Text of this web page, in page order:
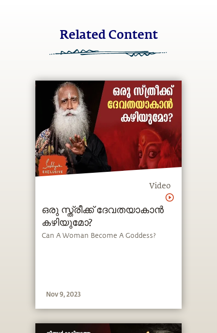
Related Content
Video
ഒരു സ്ത്രീക്ക് ദേവതയാകാൻ
കഴിയുമോ?
Can A Woman Become A Goddess?
Nov 9, 2023